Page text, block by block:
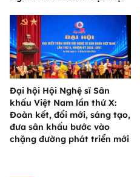
Đại hội Hội Nghệ sĩ Sân
khấu Việt Nam lần thứ X:
Đoàn kết, đổi mới, sáng tạo,
đưa sân khấu bước vào
chặng đường phát triển mới